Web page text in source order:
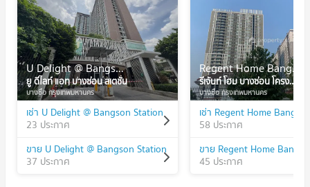
U Delight @ Bangson Station
ยู ดีไลท์ แอท บางซ่อน สเตชั่น
บางซื่อ กรุงเทพมหานคร
เช่า U Delight @ Bangson Station
23 ประกาศ
ขาย U Delight @ Bangson Station
37 ประกาศ
Regent Home Bangson Phase 28
รีเจ้นท์ โฮม บางซ่อน โครงการ 2 เฟส 28
บางซื่อ กรุงเทพมหานคร
58 ประกาศ
45 ประกาศ